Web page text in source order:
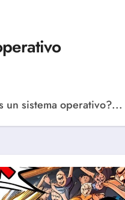
un sistema operativo?...